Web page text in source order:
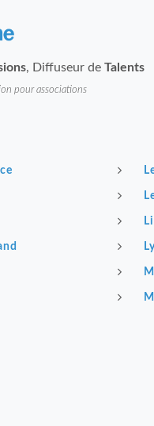
, Diffuseur de Talents
pour associations